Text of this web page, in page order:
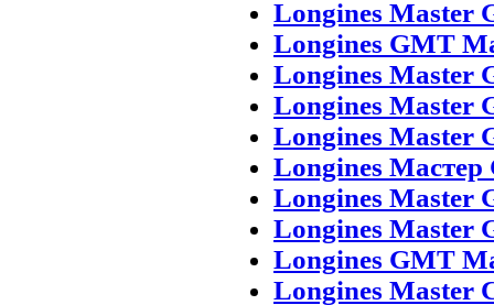
Longines Master
Longines GMT
Longines Master
Longines Master
Longines Master
Longines Мастер
Longines Master
Longines Master
Longines GMT
Longines Master